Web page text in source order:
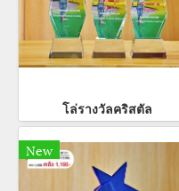
โล่รางวัลคริสตัล
New